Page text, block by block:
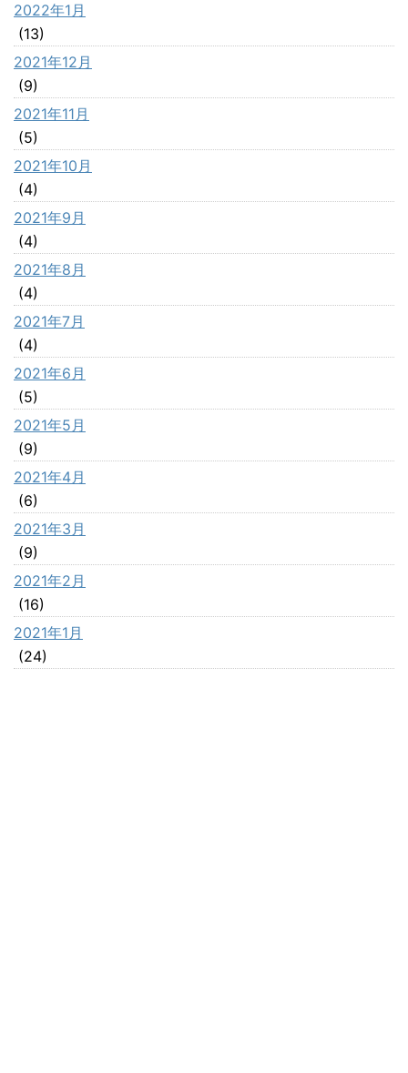
2022年1月
(13)
2021年12月
(9)
2021年11月
(5)
2021年10月
(4)
2021年9月
(4)
2021年8月
(4)
2021年7月
(4)
2021年6月
(5)
2021年5月
(9)
2021年4月
(6)
2021年3月
(9)
2021年2月
(16)
2021年1月
(24)